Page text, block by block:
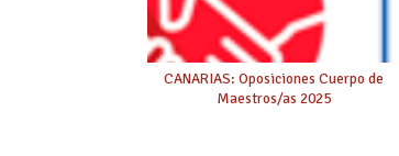
CANARIAS: Oposiciones Cuerpo de
Maestros/as 2025